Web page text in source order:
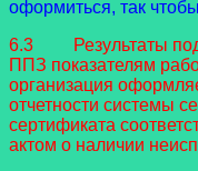
оформиться, так
6.3 Результаты
ППЗ показателям
организация
отчетности системы
сертификата
актом о наличии